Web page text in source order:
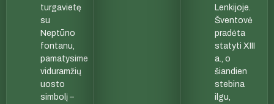
turgavietę
su
Neptūno
fontanu,
pamatysime
viduramžių
uosto
simbolį –
Lenkijoje.
Šventovė
pradėta
statyti XIII
a., o
šiandien
stebina
ilgu,